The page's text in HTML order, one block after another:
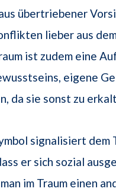
übertriebener
lieber aus
ist zudem eine
eigene
da sie sonst zu
signalisiert dem
er sich sozial
im Traum einen